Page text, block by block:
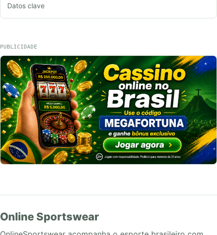
Datos clave
PUBLICIDADE
Online Sportswear